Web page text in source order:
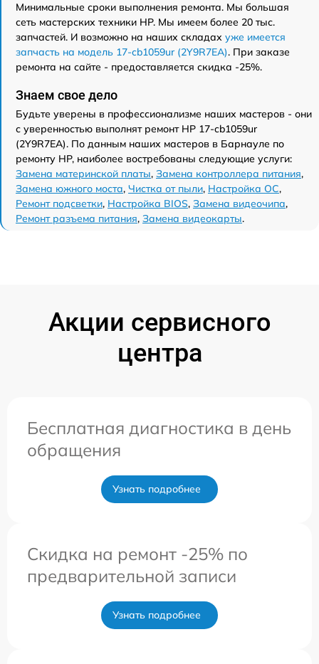
Минимальные сроки выполнения ремонта. Мы большая
сеть мастерских техники HP. Мы имеем более 20 тыс.
запчастей. И возможно на наших складах уже имеется
запчасть на модель 17-cb1059ur (2Y9R7EA). При заказе
ремонта на сайте - предоставляется скидка -25%.
Знаем свое дело
Будьте уверены в профессионализме наших мастеров - они
с уверенностью выполнят ремонт HP 17-cb1059ur
(2Y9R7EA). По данным наших мастеров в Барнауле по
ремонту HP, наиболее востребованы следующие услуги:
Замена материнской платы, Замена контроллера питания,
Замена южного моста, Чистка от пыли, Настройка ОС,
Ремонт подсветки, Настройка BIOS, Замена видеочипа,
Ремонт разъема питания, Замена видеокарты.
Акции сервисного
центра
Бесплатная диагностика в день
обращения
Узнать подробнее
Скидка на ремонт -25% по
предварительной записи
Узнать подробнее